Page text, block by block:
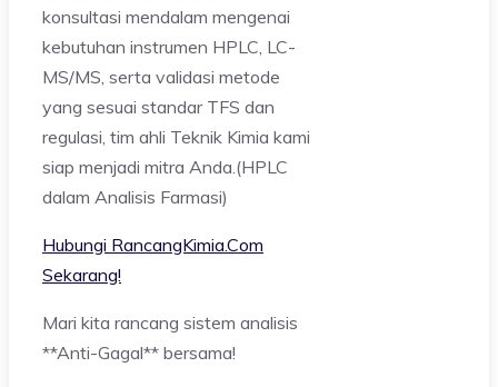
konsultasi mendalam mengenai
kebutuhan instrumen HPLC, LC-
MS/MS, serta validasi metode
yang sesuai standar TFS dan
regulasi, tim ahli Teknik Kimia kami
siap menjadi mitra Anda.(HPLC
dalam Analisis Farmasi)
Hubungi RancangKimia.Com
Sekarang!
Mari kita rancang sistem analisis
**Anti-Gagal** bersama!